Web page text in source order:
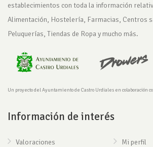
establecimientos con toda la información
Alimentación, Hostelería, Farmacias, Centros
Peluquerías, Tiendas de Ropa y mucho más.
Un proyecto del Ayuntamiento de Castro Urdiales en colaboración
Información de interés
Valoraciones
Mi perfil